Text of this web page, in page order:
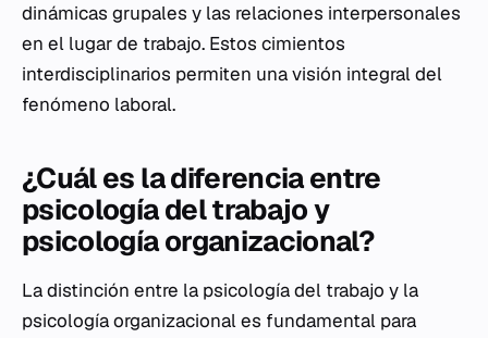
dinámicas grupales y las relaciones interpersonales
en el lugar de trabajo. Estos cimientos
interdisciplinarios permiten una visión integral del
fenómeno laboral.
¿Cuál es la diferencia entre
psicología del trabajo y
psicología organizacional?
La distinción entre la psicología del trabajo y la
psicología organizacional es fundamental para